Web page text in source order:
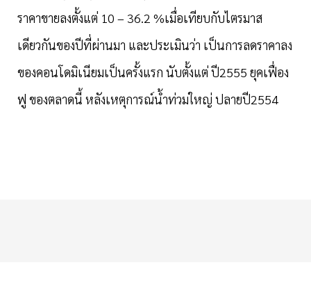
ราคาขายลงตั้งแต่ 10 – 36.2 %เมื่อเทียบกับไตรมาส
เดียวกันของปีที่ผ่านมา และประเมินว่า เป็นการลดราคาลง
ของคอนโดมิเนียมเป็นครั้งแรก นับตั้งแต่ ปี2555 ยุคเฟื่อง
ฟู ของตลาดนี้ หลังเหตุการณ์น้ำท่วมใหญ่ ปลายปี2554